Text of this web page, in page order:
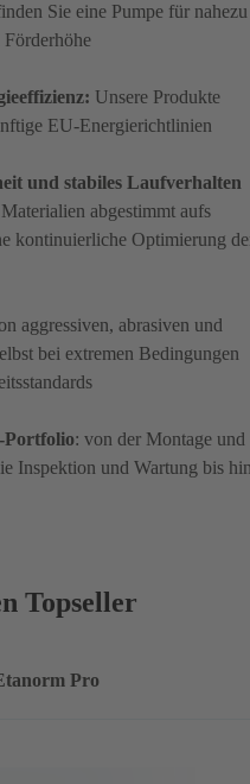
Sie eine Pumpe für nahezu
Förderhöhe
Unsere Produkte
EU-Energierichtlinien
und stabiles Laufverhalten
abgestimmt aufs
kontinuierliche Optimierung
aggressiven, abrasiven und
bei extremen Bedingungen
Portfolio: von der Montage und
Inspektion und Wartung bis
Topseller
Pro